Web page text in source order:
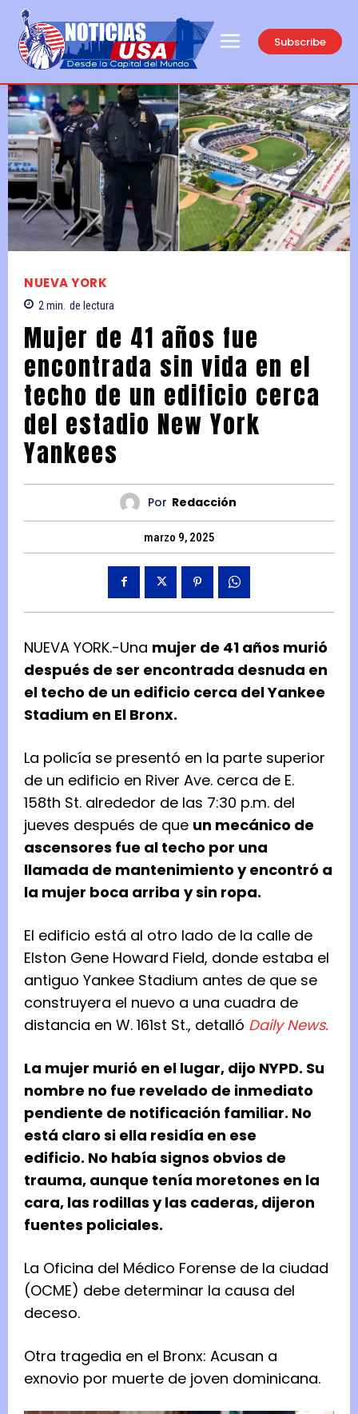
Subscribe
NUEVA YORK
2 min. de lectura
Mujer de 41 años fue
encontrada sin vida en el
techo de un edificio cerca
del estadio New York
Yankees
Por Redacción
marzo 9, 2025
NUEVA YORK.-Una mujer de 41 años murió
después de ser encontrada desnuda en
el techo de un edificio cerca del Yankee
Stadium en El Bronx.
La policía se presentó en la parte superior
de un edificio en River Ave. cerca de E.
158th St. alrededor de las 7:30 p.m. del
jueves después de que un mecánico de
ascensores fue al techo por una
llamada de mantenimiento y encontró a
la mujer boca arriba y sin ropa.
El edificio está al otro lado de la calle de
Elston Gene Howard Field, donde estaba el
antiguo Yankee Stadium antes de que se
construyera el nuevo a una cuadra de
distancia en W. 161st St., detalló Daily News.
La mujer murió en el lugar, dijo NYPD. Su
nombre no fue revelado de inmediato
pendiente de notificación familiar. No
está claro si ella residía en ese
edificio. No había signos obvios de
trauma, aunque tenía moretones en la
cara, las rodillas y las caderas, dijeron
fuentes policiales.
La Oficina del Médico Forense de la ciudad
(OCME) debe determinar la causa del
deceso.
Otra tragedia en el Bronx: Acusan a
exnovio por muerte de joven dominicana.